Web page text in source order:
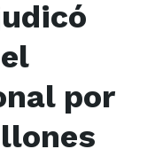
por